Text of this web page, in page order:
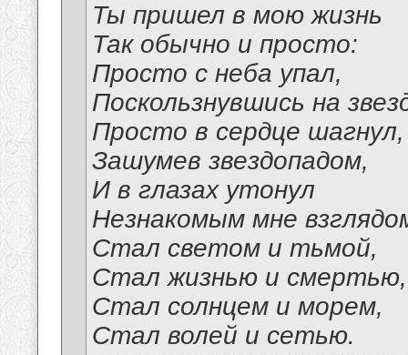
Ты пришел в мою жизнь
Так обычно и просто:
Просто с неба упал,
Поскользнувшись на
Просто в сердце шагнул,
Зашумев звездопадом,
И в глазах утонул
Незнакомым мне
Стал светом и тьмой,
Стал жизнью и смертью,
Стал солнцем и морем,
Стал волей и сетью.